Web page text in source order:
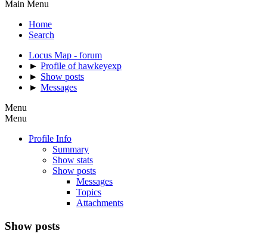
Main Menu
Home
Search
Locus Map - forum
► Profile of hawkeyexp
► Show posts
► Messages
Menu
Menu
Profile Info
Summary
Show stats
Show posts
Messages
Topics
Attachments
Show posts